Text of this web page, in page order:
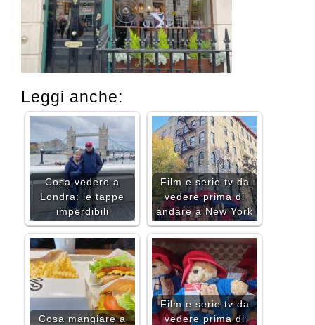
Leggi anche:
Cosa vedere a
Londra: le tappe
imperdibili
Film e serie tv da
vedere prima di
andare a New York
Cosa mangiare a
Film e serie tv da
vedere prima di